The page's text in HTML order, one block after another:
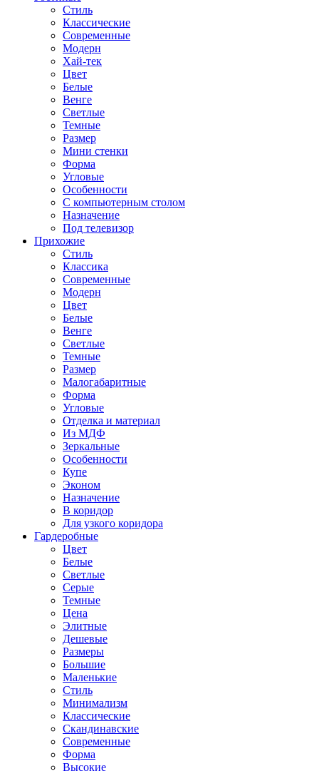
Стиль
Классические
Современные
Модерн
Хай-тек
Цвет
Белые
Венге
Светлые
Темные
Размер
Мини стенки
Форма
Угловые
Особенности
С компьютерным столом
Назначение
Под телевизор
Прихожие
Стиль
Классика
Современные
Модерн
Цвет
Белые
Венге
Светлые
Темные
Размер
Малогабаритные
Форма
Угловые
Отделка и материал
Из МДФ
Зеркальные
Особенности
Купе
Эконом
Назначение
В коридор
Для узкого коридора
Гардеробные
Цвет
Белые
Светлые
Серые
Темные
Цена
Элитные
Дешевые
Размеры
Большие
Маленькие
Стиль
Минимализм
Классические
Скандинавские
Современные
Форма
Высокие